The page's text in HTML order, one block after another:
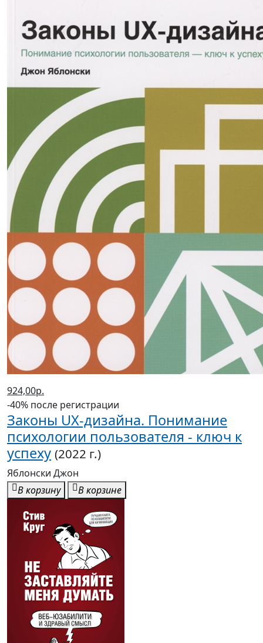
924,00р.
-40% после регистрации
Законы UX-дизайна. Понимание
психологии пользователя - ключ к
успеху (2022 г.)
Яблонски Джон
В корзину
В корзине